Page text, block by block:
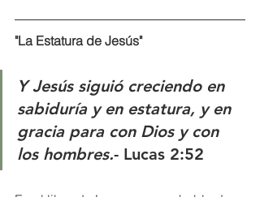
"La Estatura de Jesús"
Y Jesús siguió creciendo en
sabiduría y en estatura, y en
gracia para con Dios y con
los hombres.- Lucas 2:52